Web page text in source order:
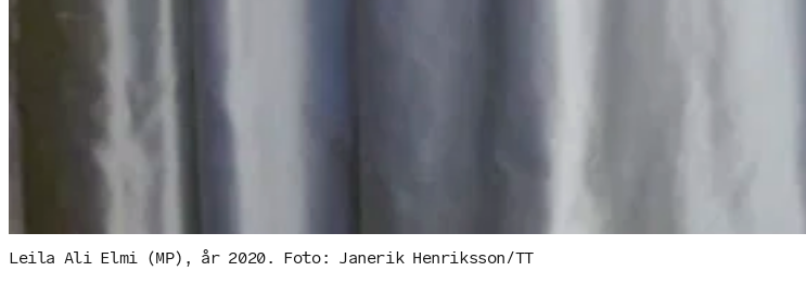
Leila Ali Elmi (MP), år 2020. Foto: Janerik Henriksson/TT